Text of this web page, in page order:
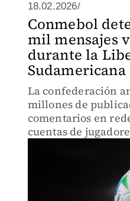
18.02.2026/
Conmebol
mil mensajes
durante la
Sudamericana
La confederación
millones de
comentarios en
cuentas de